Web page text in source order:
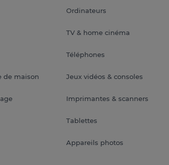
de maison
Ordinateurs
TV & home cinéma
Téléphones
Jeux vidéos & consoles
Imprimantes & scanners
Tablettes
Appareils photos